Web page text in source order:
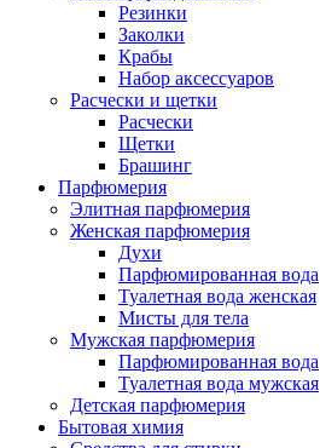
Резинки
Заколки
Крабы
Набор аксессуаров
Расчески и щетки
Расчески
Щетки
Брашинг
Парфюмерия
Элитная парфюмерия
Женская парфюмерия
Духи
Парфюмированная вода
Туалетная вода женская
Мисты для тела
Мужская парфюмерия
Парфюмированная вода
Туалетная вода мужская
Детская парфюмерия
Бытовая химия